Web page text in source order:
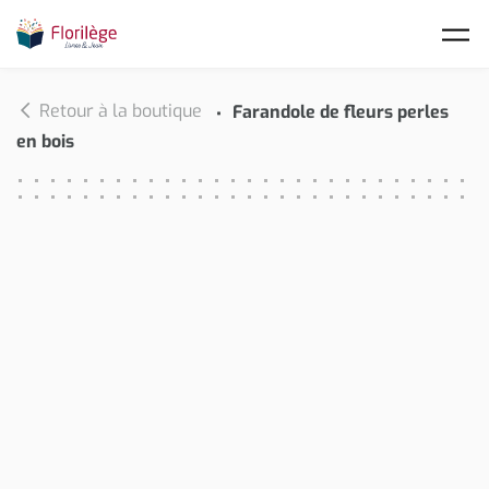
Retour à la boutique
Farandole de fleurs perles
en bois